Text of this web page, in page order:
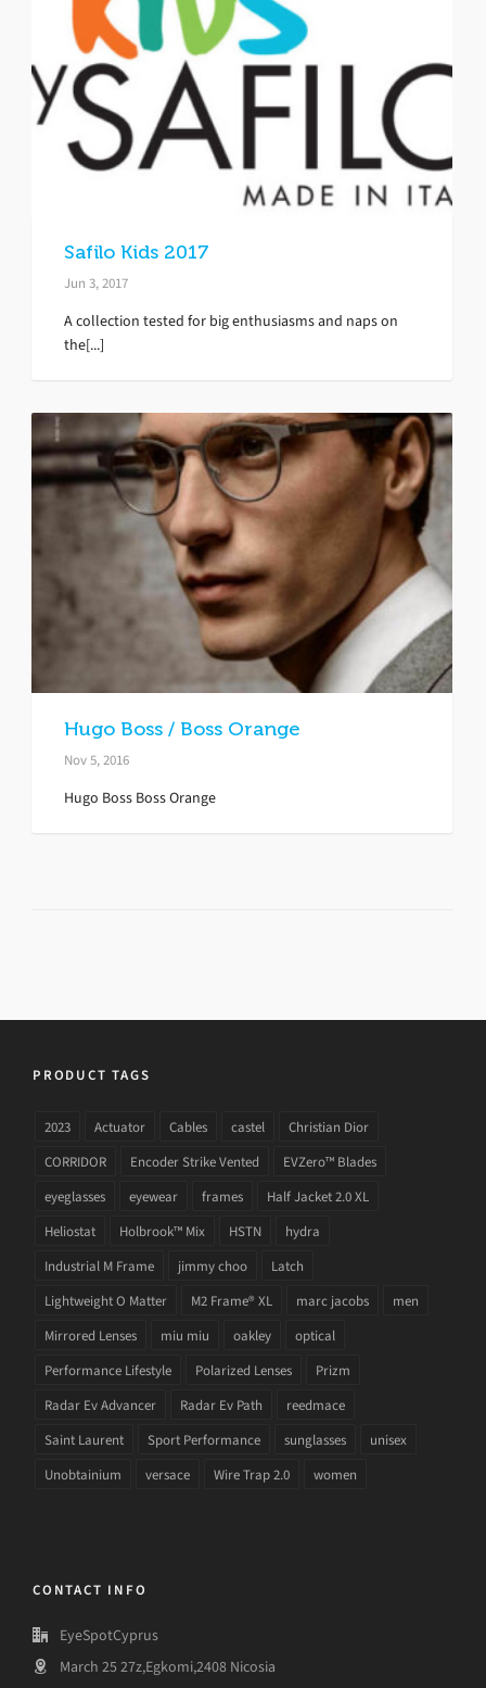
Safilo Kids 2017
Jun 3, 2017
A collection tested for big enthusiasms and naps on
the[...]
Hugo Boss / Boss Orange
Nov 5, 2016
Hugo Boss Boss Orange
PRODUCT TAGS
2023 Actuator Cables castel
Christian Dior
CORRIDOR
Encoder Strike Vented
EVZero™ Blades
eyeglasses
eyewear frames
Half Jacket 2.0 XL
Heliostat
Holbrook™ Mix HSTN
hydra
Industrial M Frame
jimmy choo
Latch
Lightweight O Matter
M2 Frame® XL marc jacobs
men
Mirrored Lenses
miu miu oakley
optical
Performance Lifestyle
Polarized Lenses
Prizm
Radar Ev Advancer
Radar Ev Path
reedmace
Saint Laurent
Sport Performance sunglasses
unisex
Unobtainium
versace Wire Trap 2.0 women
CONTACT INFO
EyeSpotCyprus
March 25 27z,Egkomi,2408 Nicosia